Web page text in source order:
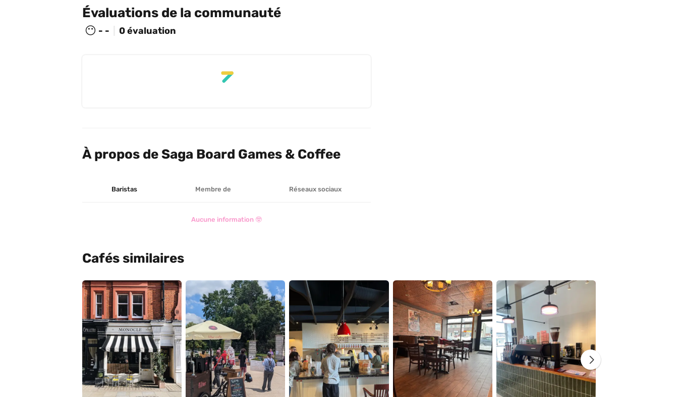
Évaluations de la communauté
😶 - - 0 évaluation
À propos de Saga Board Games & Coffee
Baristas Membre de Réseaux sociaux
Aucune information 🤓
Cafés similaires